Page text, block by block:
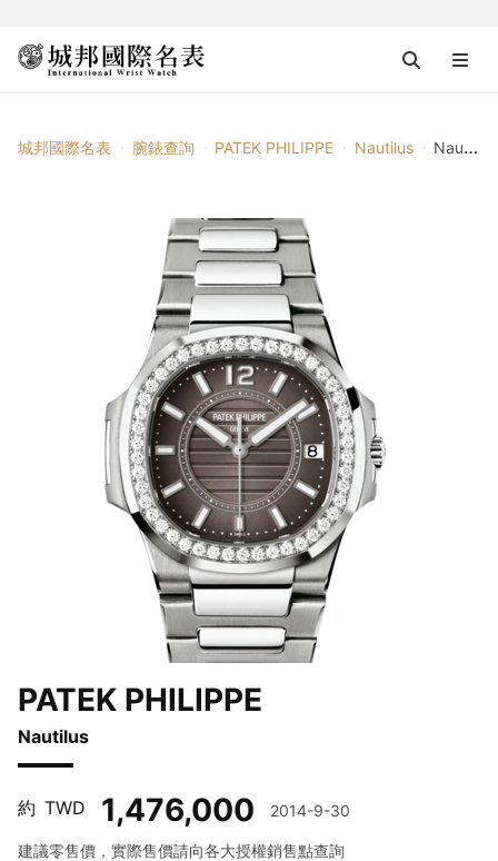
城邦國際名表 腕錶查詢 PATEK PHILIPPE Nautilus Nautilus
PATEK PHILIPPE
Nautilus
約 TWD 1,476,000 2014-9-30
建議零售價，實際售價請向各大授權銷售點查詢